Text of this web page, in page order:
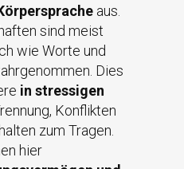
aus.
sind meist
wie Worte und
Dies
in stressigen
Konflikten
zum Tragen.
hier